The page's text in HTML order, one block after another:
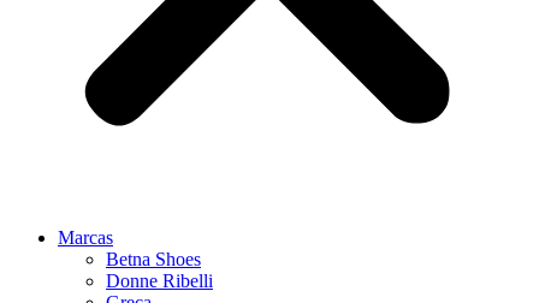
Marcas
Betna Shoes
Donne Ribelli